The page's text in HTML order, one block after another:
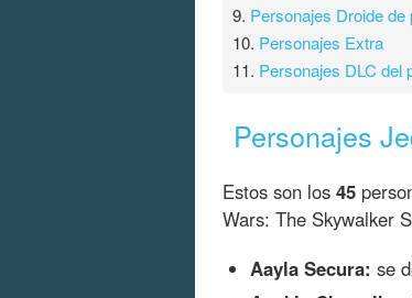
9. Personajes Droide de
10. Personajes Extra
11. Personajes DLC del
Personajes
Estos son los 45
Wars: The Skywalker
Aayla Secura: se